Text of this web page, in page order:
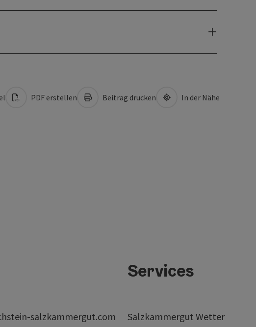
PDF erstellen Beitrag drucken In der Nähe
salzkammergut.com
Services
Salzkammergut Wetter